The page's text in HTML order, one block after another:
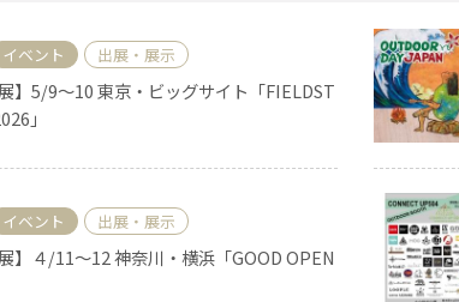
アロマキャンドル
イベント 出展・展示
展】5/9～10 東京・ビッグサイト「FIELDST
」
イベント 出展・展示
】４/11～12 神奈川・横浜「GOOD OPEN